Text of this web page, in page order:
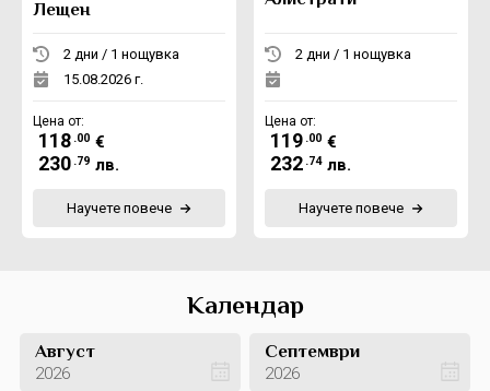
Лещен
2 дни / 1 нощувка
15.08.2026 г.
Цена от:
118 .00 €
230 .79 лв.
Научете повече
2 дни / 1 нощувка
Цена от:
119 .00 €
232 .74 лв.
Научете повече
Календар
Август
2026
Септември
2026